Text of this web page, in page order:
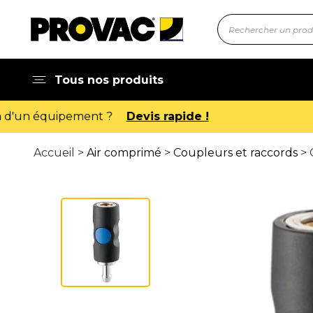
Tous nos produits
Accueil > Air comprimé > Coupleurs et raccords >